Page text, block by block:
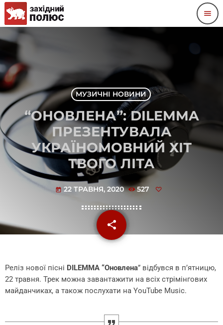
menu
МУЗИЧНІ НОВИНИ
“ОНОВЛЕНА”: DILEMMA
ПРЕЗЕНТУВАЛА
УКРАЇНОМОВНИЙ ХІТ
ТВОГО ЛІТА
today 22 ТРАВНЯ, 2020 527
share
email
Реліз нової пісні DILEMMA “Оновлена” відбувся в п’ятницю,
22 травня. Трек можна завантажити на всіх стрімінгових
майданчиках, а також послухати на YouTube Music.